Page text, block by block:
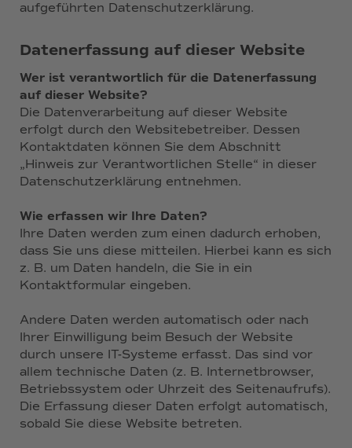
aufgeführten Datenschutzerklärung.
Datenerfassung auf dieser Website
Wer ist verantwortlich für die Datenerfassung
auf dieser Website?
Die Datenverarbeitung auf dieser Website
erfolgt durch den Websitebetreiber. Dessen
Kontaktdaten können Sie dem Abschnitt
„Hinweis zur Verantwortlichen Stelle“ in dieser
Datenschutzerklärung entnehmen.
Wie erfassen wir Ihre Daten?
Ihre Daten werden zum einen dadurch erhoben,
dass Sie uns diese mitteilen. Hierbei kann es sich
z. B. um Daten handeln, die Sie in ein
Kontaktformular eingeben.
Andere Daten werden automatisch oder nach
Ihrer Einwilligung beim Besuch der Website
durch unsere IT-Systeme erfasst. Das sind vor
allem technische Daten (z. B. Internetbrowser,
Betriebssystem oder Uhrzeit des Seitenaufrufs).
Die Erfassung dieser Daten erfolgt automatisch,
sobald Sie diese Website betreten.